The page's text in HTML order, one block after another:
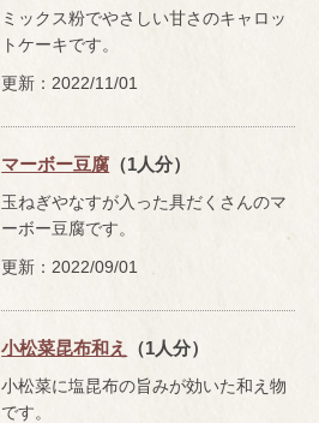
ミックス粉でやさしい甘さのキャロッ
トケーキです。
更新：2022/11/01
マーボー豆腐 （1人分）
玉ねぎやなすが入った具だくさんのマ
ーボー豆腐です。
更新：2022/09/01
小松菜昆布和え （1人分）
小松菜に塩昆布の旨みが効いた和え物
です。